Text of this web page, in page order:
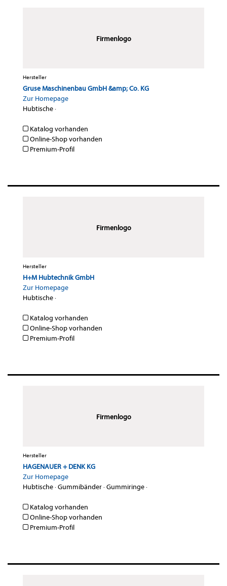
Firmenlogo
Hersteller
Gruse Maschinenbau GmbH &amp; Co. KG
Zur Homepage
Hubtische·
Katalog vorhanden
Online-Shop vorhanden
Premium-Profil
Firmenlogo
Hersteller
H+M Hubtechnik GmbH
Zur Homepage
Hubtische·
Katalog vorhanden
Online-Shop vorhanden
Premium-Profil
Firmenlogo
Hersteller
HAGENAUER + DENK KG
Zur Homepage
Hubtische·Gummibänder·Gummiringe·
Katalog vorhanden
Online-Shop vorhanden
Premium-Profil